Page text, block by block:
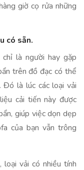
giờ cọ rửa những
có sẵn.
là người hay gặp
trên đồ đạc có thể
là lúc các loại vải
cải tiến này được
giúp việc dọn dẹp
của bạn vẫn trông
vải có nhiều tính